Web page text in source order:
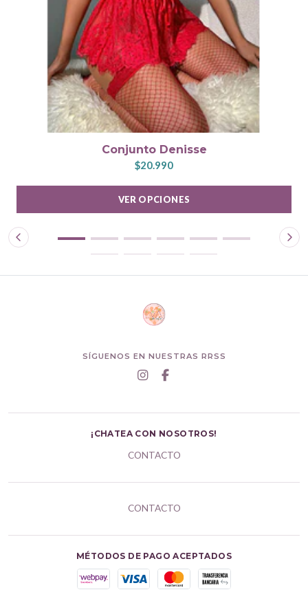
Conjunto Denisse
$20.990
VER OPCIONES
SÍGUENOS EN NUESTRAS RRSS
¡CHATEA CON NOSOTROS!
CONTACTO
CONTACTO
MÉTODOS DE PAGO ACEPTADOS